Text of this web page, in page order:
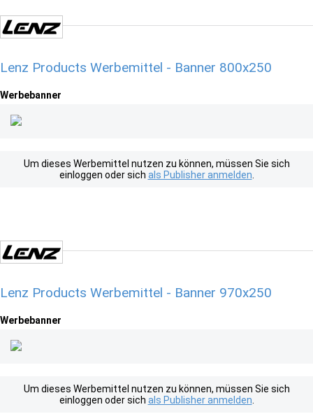
Lenz Products Werbemittel - Banner 800x250
Werbebanner
Um dieses Werbemittel nutzen zu können, müssen Sie sich
einloggen oder sich als Publisher anmelden
Lenz Products Werbemittel - Banner 970x250
Werbebanner
Um dieses Werbemittel nutzen zu können, müssen Sie sich
einloggen oder sich als Publisher anmelden